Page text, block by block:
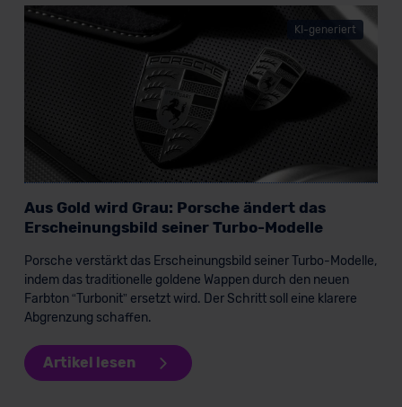
KI-generiert
Aus Gold wird Grau: Porsche ändert das
Erscheinungsbild seiner Turbo-Modelle
Porsche verstärkt das Erscheinungsbild seiner Turbo-Modelle,
indem das traditionelle goldene Wappen durch den neuen
Farbton “Turbonit” ersetzt wird. Der Schritt soll eine klarere
Abgrenzung schaffen.
Artikel lesen